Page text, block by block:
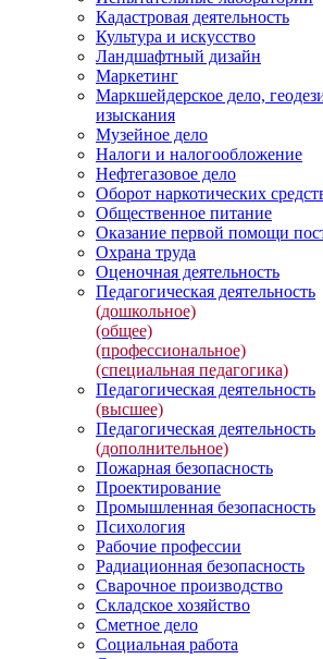
Кадастровая деятельность
Культура и искусство
Ландшафтный дизайн
Маркетинг
Маркшейдерское дело,
изыскания
Музейное дело
Налоги и налогообложение
Нефтегазовое дело
Оборот наркотических
Общественное питание
Оказание первой помощи
Охрана труда
Оценочная деятельность
Педагогическая деятельность
(дошкольное)
(общее)
(профессиональное)
(специальная педагогика)
Педагогическая деятельность
(высшее)
Педагогическая деятельность
(дополнительное)
Пожарная безопасность
Проектирование
Промышленная безопасность
Психология
Рабочие профессии
Радиационная безопасность
Сварочное производство
Складское хозяйство
Сметное дело
Социальная работа